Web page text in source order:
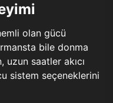
olan gücü
bile donma
uzun saatler akıcı
sistem seçeneklerini